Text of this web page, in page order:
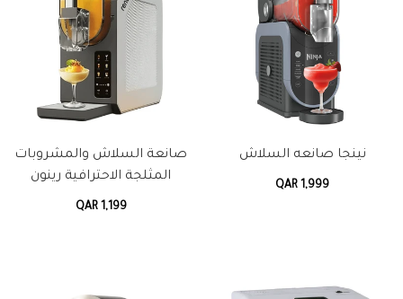
نينجا صانعه السلاش
QAR 1,999
صانعة السلاش والمشروبات
المثلجة الاحترافية رينون
QAR 1,199